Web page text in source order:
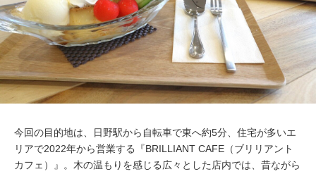
今回の目的地は、日野駅から自転車で東へ約5分、住宅が多いエ
リアで2022年から営業する『BRILLIANT CAFE（ブリリアント
カフェ）』。木の温もりを感じる広々とした店内では、昔ながら